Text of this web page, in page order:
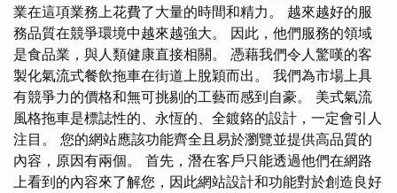
業在這項業務上花費了大量的時間和精力。 越來越好的服
務品質在競爭環境中越來越強大。 因此，他們服務的領域
是食品業，與人類健康直接相關。 憑藉我們令人驚嘆的客
製化氣流式餐飲拖車在街道上脫穎而出。 我們為市場上具
有競爭力的價格和無可挑剔的工藝而感到自豪。 美式氣流
風格拖車是標誌性的、永恆的、全鍍鉻的設計，一定會引人
注目。 您的網站應該功能齊全且易於瀏覽並提供高品質的
內容，原因有兩個。 首先，潛在客戶只能透過他們在網路
上看到的內容來了解您，因此網站設計和功能對於創造良好